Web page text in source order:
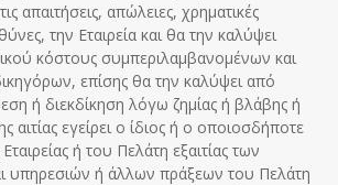
απαιτήσεις, απώλειες, χρηματικές
την Εταιρεία και θα την καλύψει
κόστους συμπεριλαμβανομένων και
επίσης θα την καλύψει από
ή διεκδίκηση λόγω ζημίας ή βλάβης ή
αιτίας εγείρει o ίδιος ή ο οποιοσδήποτε
ή του Πελάτη εξαιτίας των
υπηρεσιών ή άλλων πράξεων του Πελάτη